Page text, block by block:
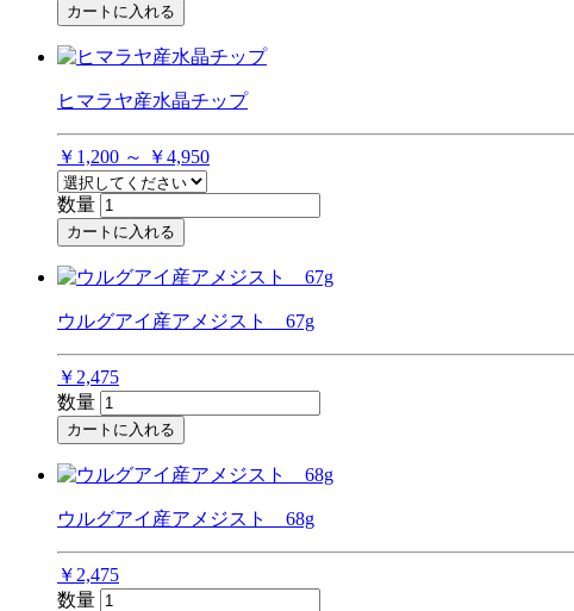
カートに入れる
ヒマラヤ産水晶チップ
￥1,200 ～ ￥4,950
数量
カートに入れる
ウルグアイ産アメジスト 67g
￥2,475
数量
カートに入れる
ウルグアイ産アメジスト 68g
￥2,475
数量